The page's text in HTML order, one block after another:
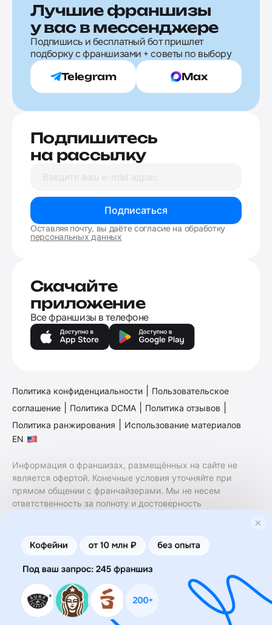
Лучшие франшизы
у вас в мессенджере
Подпишись и бесплатный бот пришлет
подборку с франшизами + советы по выбору
Telegram Max
Подпишитесь
на рассылку
Подписаться
Оставляя почту, вы даёте согласие на обработку
персональных данных
Скачайте
приложение
Все франшизы в телефоне
Политика конфиденциальности
Пользовательское
соглашение
Политика DCMA Политика отзывов
Политика ранжирования
Использование материалов
EN
Информация о франшизах, размещённых на сайте не
является офертой. Конечные условия уточняйте при
прямом общении с франчайзерами. Мы не несем
ответственность за полноту и достоверность
финансовые услуги. Заключение договоров
коммерческой концессии (франчайзинга) осуществляется
правообладателями/их представителями. Бизнесменс.ру
не является посредником или представителем
правообладателя и не несет ответственность за условия
предоставления франшизы и действия лиц,
осуществленные на основании информации, имеющейся